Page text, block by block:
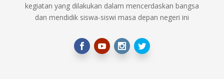
kegiatan yang dilakukan dalam mencerdaskan bangsa
dan mendidik siswa-siswi masa depan negeri ini